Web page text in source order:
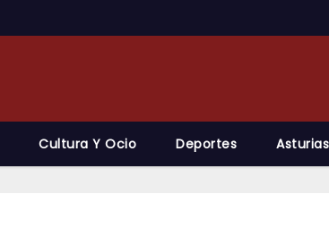
Cultura Y Ocio Deportes Asturias